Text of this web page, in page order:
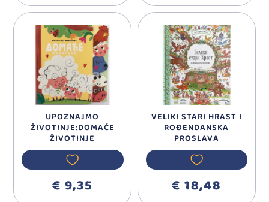
UPOZNAJMO
ŽIVOTINJE:DOMAĆE
ŽIVOTINJE
€ 9,35
VELIKI STARI HRAST I
ROĐENDANSKA
PROSLAVA
€ 18,48